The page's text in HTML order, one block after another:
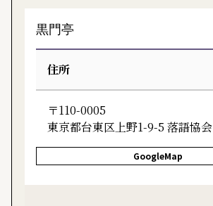
黒門亭
住所
〒110-0005
東京都台東区上野1-9-5 落語協会
GoogleMap